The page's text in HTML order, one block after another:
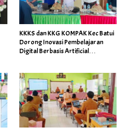
KKKS dan KKG KOMPAK Kec Batui
Dorong Inovasi Pembelajaran
Digital Berbasis Artificial